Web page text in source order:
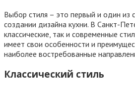
Выбор стиля – это первый и один из
создании дизайна кухни. В Санкт-
классические, так и современные
имеет свои особенности и
наиболее востребованные
Классический стиль